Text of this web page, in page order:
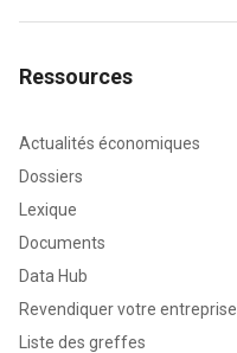
Ressources
Actualités économiques
Dossiers
Lexique
Documents
Data Hub
Revendiquer votre entreprise
Liste des greffes